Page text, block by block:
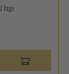
Tage